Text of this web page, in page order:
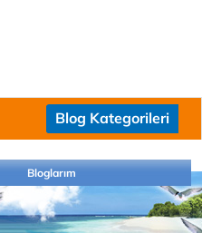
Blog Kategorileri
Bloglarım